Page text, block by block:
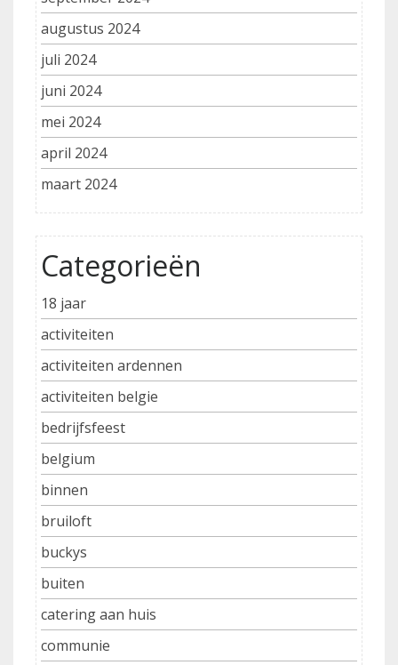
augustus 2024
juli 2024
juni 2024
mei 2024
april 2024
maart 2024
Categorieën
18 jaar
activiteiten
activiteiten ardennen
activiteiten belgie
bedrijfsfeest
belgium
binnen
bruiloft
buckys
buiten
catering aan huis
communie